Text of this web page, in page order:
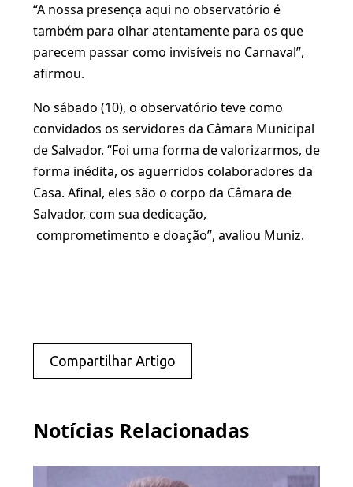
“A nossa presença aqui no observatório é
também para olhar atentamente para os que
parecem passar como invisíveis no Carnaval”,
afirmou.
No sábado (10), o observatório teve como
convidados os servidores da Câmara Municipal
de Salvador. “Foi uma forma de valorizarmos, de
forma inédita, os aguerridos colaboradores da
Casa. Afinal, eles são o corpo da Câmara de
Salvador, com sua dedicação,
comprometimento e doação”, avaliou Muniz.
Compartilhar Artigo
Notícias Relacionadas